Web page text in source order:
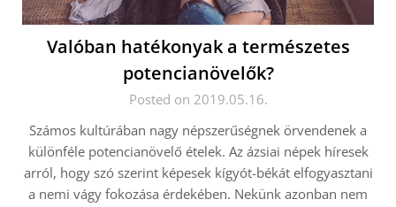
Valóban hatékonyak a természetes
potencianövelők?
Posted on 2019.05.16.
Számos kultúrában nagy népszerűségnek örvendenek a
különféle potencianövelő ételek. Az ázsiai népek híresek
arról, hogy szó szerint képesek kígyót-békát elfogyasztani
a nemi vágy fokozása érdekében. Nekünk azonban nem